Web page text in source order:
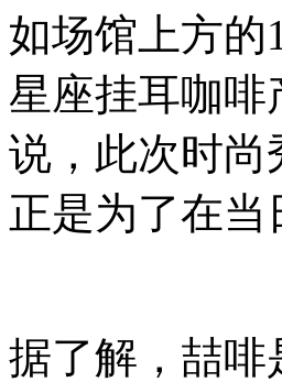
如场馆上方的
星座挂耳咖啡
说，此次时尚
正是为了在
据了解，喆啡